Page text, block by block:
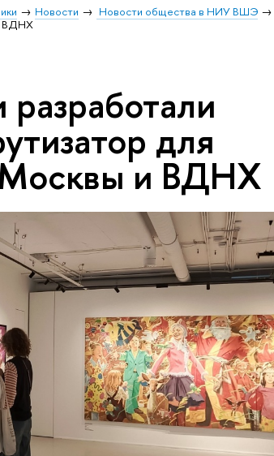
Новости Новости общества в НИУ ВШЭ
ВДНХ
для
Москвы и ВДНХ